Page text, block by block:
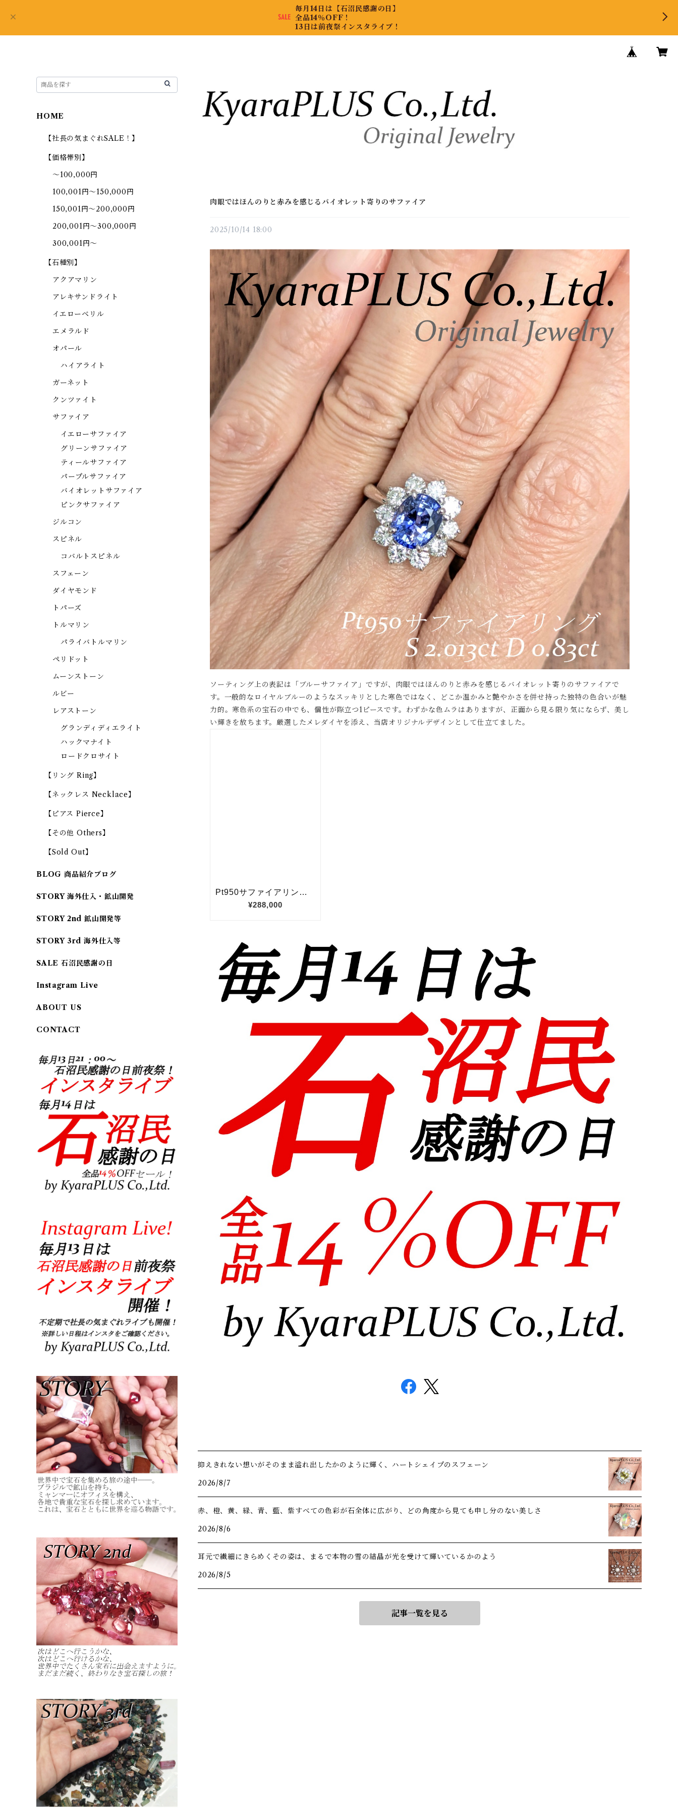
毎月14日は【石沼民感謝の日】
全品14％OFF！
13日は前夜祭インスタライブ！
肉眼ではほんのりと赤みを感じるバイオレット寄りのサファイア
2025/10/14 18:00
ソーティング上の表記は「ブルーサファイア」ですが、肉眼ではほんのりと赤みを感じるバイオレット寄りのサファイアで
す。一般的なロイヤルブルーのようなスッキリとした寒色ではなく、どこか温かみと艶やかさを併せ持った独特の色合いが魅
力的。寒色系の宝石の中でも、個性が際立つ1ピースです。わずかな色ムラはありますが、正面から見る限り気にならず、美し
い輝きを放ちます。厳選したメレダイヤを添え、当店オリジナルデザインとして仕立てました。
抑えきれない想いがそのまま溢れ出したかのように輝く、ハートシェイプのスフェーン
2026/8/7
赤、橙、黄、緑、青、藍、紫――すべての色彩が石全体に広がり、どの角度から見ても申し分のない美しさ
2026/8/6
耳元で繊細にきらめくその姿は、まるで本物の雪の結晶が光を受けて輝いているかのよう
2026/8/5
記事一覧を見る
HOME
【社長の気まぐれSALE！】
【価格帯別】
～100,000円
100,001円～150,000円
150,001円～200,000円
200,001円～300,000円
300,001円～
【石種別】
アクアマリン
アレキサンドライト
イエローベリル
エメラルド
オパール
ハイアライト
ガーネット
クンツァイト
サファイア
イエローサファイア
グリーンサファイア
ティールサファイア
パープルサファイア
バイオレットサファイア
ピンクサファイア
ジルコン
スピネル
コバルトスピネル
スフェーン
ダイヤモンド
トパーズ
トルマリン
パライバトルマリン
ペリドット
ムーンストーン
ルビー
レアストーン
グランディディエライト
ハックマナイト
ロードクロサイト
【リング Ring】
【ネックレス Necklace】
【ピアス Pierce】
【その他 Others】
【Sold Out】
BLOG 商品紹介ブログ
STORY 海外仕入・鉱山開発
STORY 2nd 鉱山開発等
STORY 3rd 海外仕入等
SALE 石沼民感謝の日
Instagram Live
ABOUT US
CONTACT